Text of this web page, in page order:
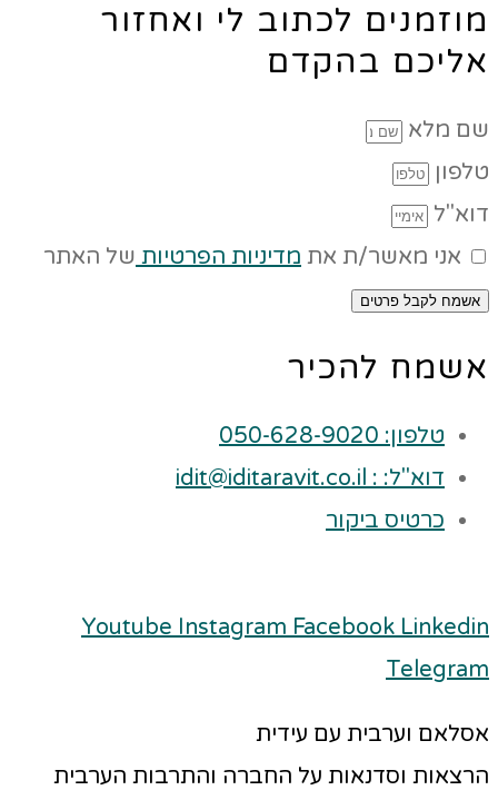
מוזמנים לכתוב לי ואחזור
אליכם בהקדם
שם מלא
טלפון
דוא"ל
אני מאשר/ת את מדיניות הפרטיות של האתר
אשמח לקבל פרטים
אשמח להכיר
טלפון: 050-628-9020
דוא"ל: : idit@iditaravit.co.il
כרטיס ביקור
Youtube Instagram Facebook Linkedin
Telegram
אסלאם וערבית עם עידית
הרצאות וסדנאות על החברה והתרבות הערבית